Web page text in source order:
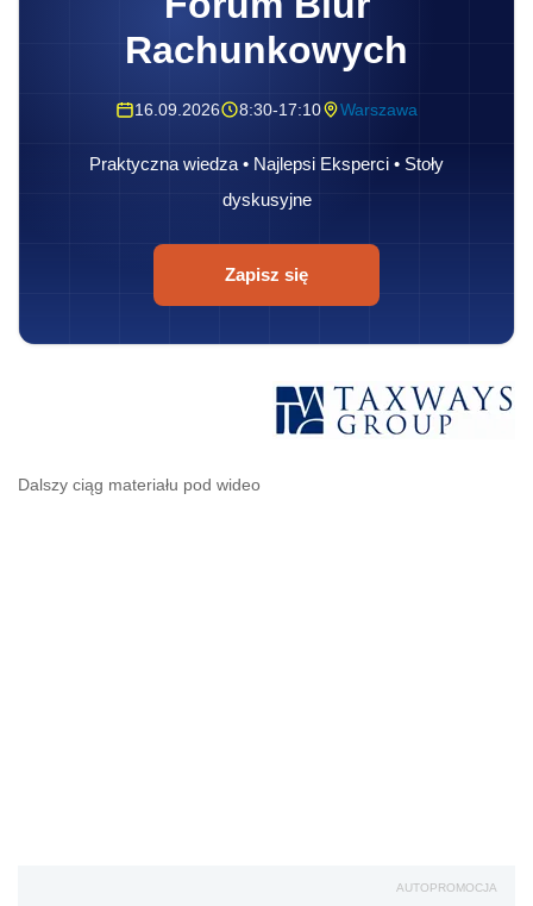
Rachunkowych
16.09.2026 8:30-17:10 Warszawa
Praktyczna wiedza • Najlepsi Eksperci • Stoły
dyskusyjne
Zapisz się
Dalszy ciąg materiału pod wideo
AUTOPROMOCJA